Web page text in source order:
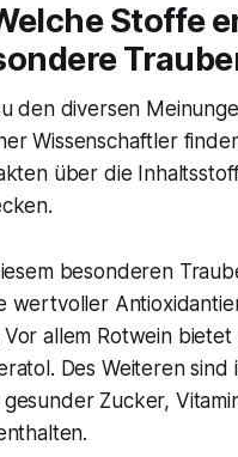
Stoffe
den diversen
Wissenschaftler
über die
besonderen
wertvoller
allem Rotwein
Des Weiteren sind
Zucker,